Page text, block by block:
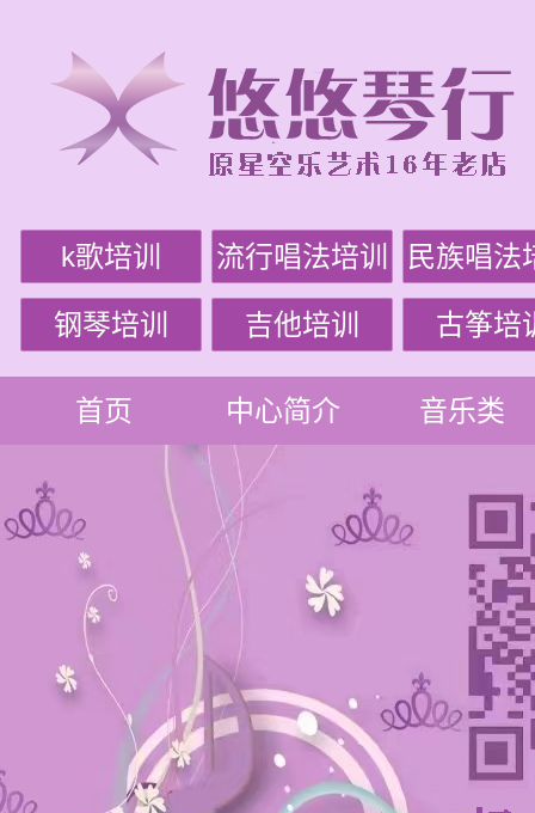
k歌培训 流行唱法培训 民族唱法
钢琴培训 吉他培训 古筝培
首页 中心简介 音乐类